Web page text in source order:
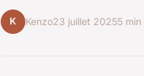
K Kenzo23 juillet 20255